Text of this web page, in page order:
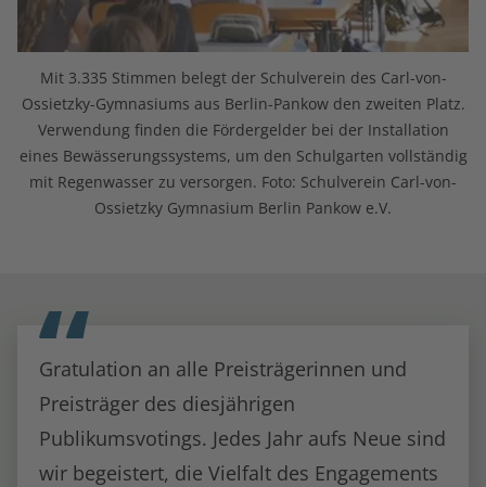
Mit 3.335 Stimmen belegt der Schulverein des Carl-von-
Ossietzky-Gymnasiums aus Berlin-Pankow den zweiten Platz.
Verwendung finden die Fördergelder bei der Installation
eines Bewässerungssystems, um den Schulgarten vollständig
mit Regenwasser zu versorgen. Foto: Schulverein Carl-von-
Ossietzky Gymnasium Berlin Pankow e.V.
Gratulation an alle Preisträgerinnen und
Preisträger des diesjährigen
Publikumsvotings. Jedes Jahr aufs Neue sind
wir begeistert, die Vielfalt des Engagements